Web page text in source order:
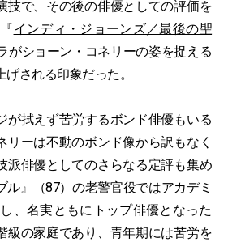
技で、その後の俳優としての評価を
インディ・ジョーンズ／最後の聖
がショーン・コネリーの姿を捉える
される印象だった。
拭えず苦労するボンド俳優もいる
リーは不動のボンド像から訳もなく
派俳優としてのさらなる定評も集め
ル』（87）の老警官役ではアカデミ
、名実ともにトップ俳優となった
級の家庭であり、青年期には苦労を